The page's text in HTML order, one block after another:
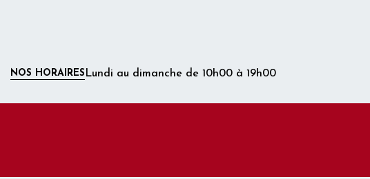
NOS HORAIRES Lundi au dimanche de 10h00 à 19h00